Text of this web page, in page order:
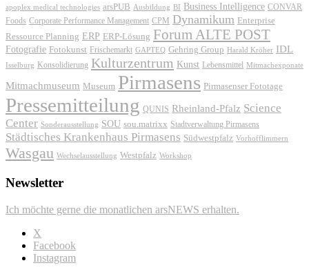
apoplex medical technologies arsPUB Ausbildung BI Business Intelligence CONVAR
Foods Corporate Performance Management CPM Dynamikum Enterprise
Ressource Planning ERP ERP-Lösung Forum ALTE POST
Fotografie Fotokunst Frischemarkt GAPTEQ Gehring Group Harald Kröher IDL
Isselburg Konsolidierung Kulturzentrum Kunst Lebensmittel Mitmachexponate
Mitmachmuseum Museum Pirmasens Pirmasenser Fototage
Pressemitteilung QUNIS Rheinland-Pfalz Science
Center Sonderausstellung SOU sou.matrixx Stadtverwaltung Pirmasens
Städtisches Krankenhaus Pirmasens Südwestpfalz Vorhofflimmern
Wasgau Wechselausstellung Westpfalz Workshop
Newsletter
Ich möchte gerne die monatlichen arsNEWS erhalten.
X
Facebook
Instagram